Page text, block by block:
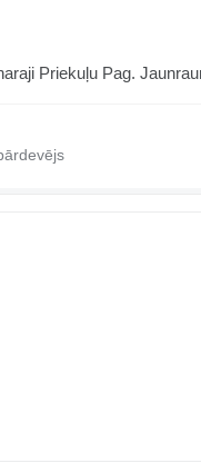
Priekuļu Pag.